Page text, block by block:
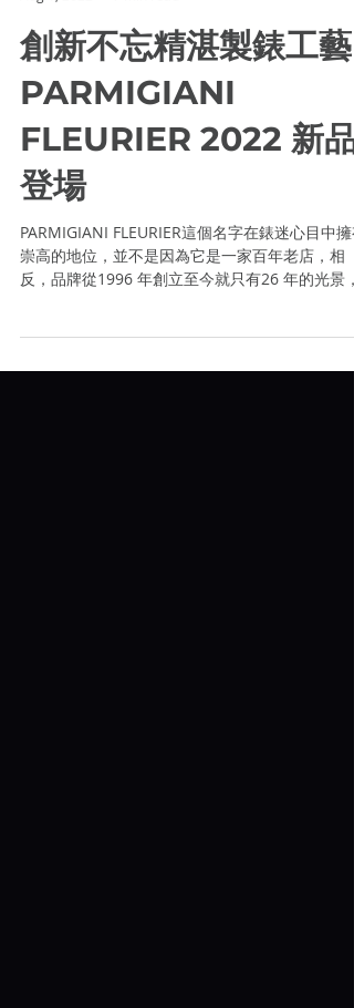
Steven River
Aug 1, 2022
7 min read
創新不忘精湛製錶工藝
PARMIGIANI
FLEURIER 2022 新品
登場
PARMIGIANI FLEURIER這個名字在錶迷心目中擁
與光環都屬於品牌創辦人Michel...